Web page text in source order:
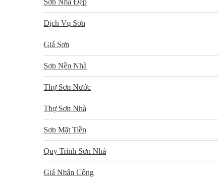
Sơn Nhà Đẹp
Dịch Vụ Sơn
Giá Sơn
Sơn Nền Nhà
Thợ Sơn Nước
Thợ Sơn Nhà
Sơn Mặt Tiền
Quy Trình Sơn Nhà
Giá Nhân Công